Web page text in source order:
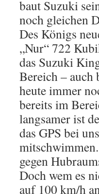
baut Suzuki
noch gleichen
Des Königs
„Nur“ 722
das Suzuki
Bereich – auch
heute immer
bereits im
langsamer ist
das GPS bei
gegen
Doch wem es
auf 100 km/h